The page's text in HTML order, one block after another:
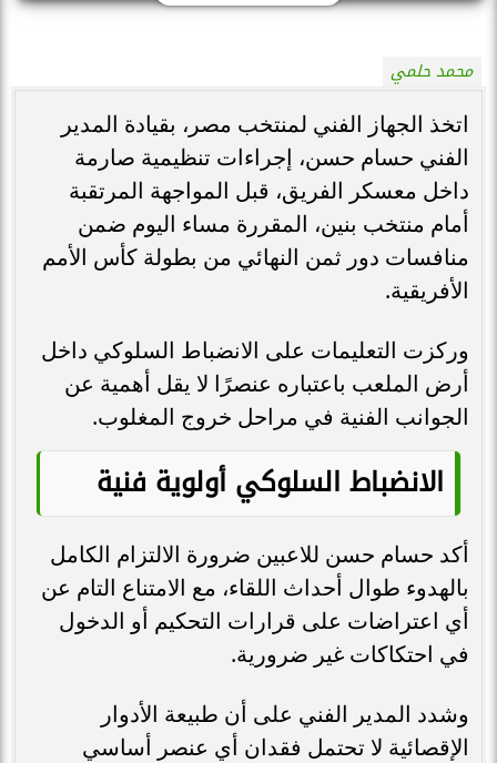
محمد حلمي
اتخذ الجهاز الفني لمنتخب مصر، بقيادة المدير
الفني حسام حسن، إجراءات تنظيمية صارمة
داخل معسكر الفريق، قبل المواجهة المرتقبة
أمام منتخب بنين، المقررة مساء اليوم ضمن
منافسات دور ثمن النهائي من بطولة كأس الأمم
الأفريقية.
وركزت التعليمات على الانضباط السلوكي داخل
أرض الملعب باعتباره عنصرًا لا يقل أهمية عن
الجوانب الفنية في مراحل خروج المغلوب.
الانضباط السلوكي أولوية فنية
أكد حسام حسن للاعبين ضرورة الالتزام الكامل
بالهدوء طوال أحداث اللقاء، مع الامتناع التام عن
أي اعتراضات على قرارات التحكيم أو الدخول
في احتكاكات غير ضرورية.
وشدد المدير الفني على أن طبيعة الأدوار
الإقصائية لا تحتمل فقدان أي عنصر أساسي